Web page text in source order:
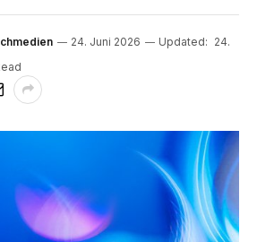
24. Juni 2026 Updated: 24.